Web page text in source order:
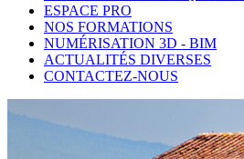
ESPACE PRO
NOS FORMATIONS
NUMÉRISATION 3D - BIM
ACTUALITÉS DIVERSES
CONTACTEZ-NOUS